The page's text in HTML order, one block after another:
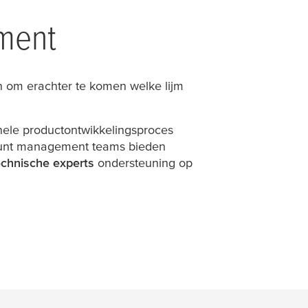
erachter te komen welke lijm
productontwikkelingsproces
management teams bieden
experts ondersteuning op